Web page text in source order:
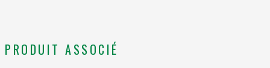
PRODUIT ASSOCIÉ